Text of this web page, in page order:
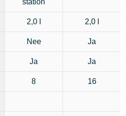
station
2,0 l 2,0 l
Nee Ja
Ja Ja
8 16